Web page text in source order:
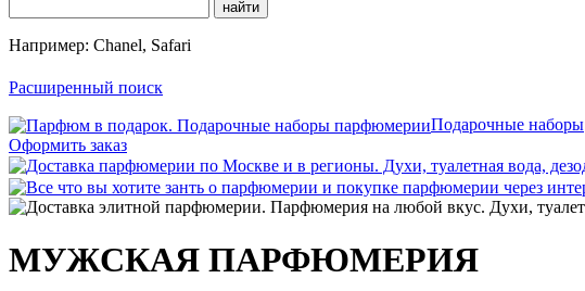
Например: Chanel, Safari
Расширенный поиск
Подарочные наборы
Оформить заказ
МУЖСКАЯ ПАРФЮМЕРИЯ